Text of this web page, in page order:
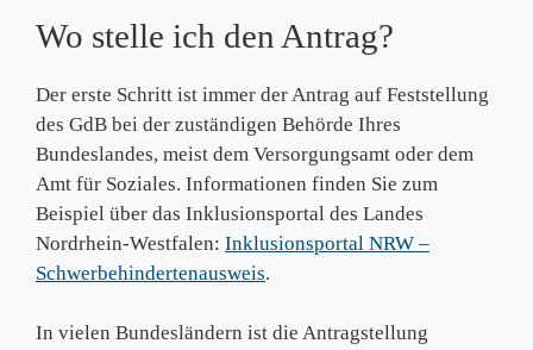
Wo stelle ich den Antrag?
Der erste Schritt ist immer der Antrag auf Feststellung
des GdB bei der zuständigen Behörde Ihres
Bundeslandes, meist dem Versorgungsamt oder dem
Amt für Soziales. Informationen finden Sie zum
Beispiel über das Inklusionsportal des Landes
Nordrhein-Westfalen: Inklusionsportal NRW –
Schwerbehindertenausweis.
In vielen Bundesländern ist die Antragstellung